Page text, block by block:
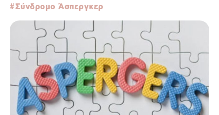
Σύνδρομο Άσπεργκερ